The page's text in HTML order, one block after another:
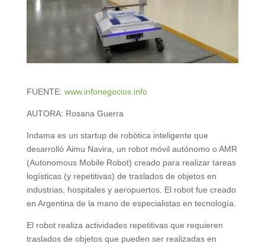
FUENTE: www.infonegocios.info
AUTORA: Rosana Guerra
Indama es un startup de robótica inteligente que
desarrolló Aimu Navira, un robot móvil autónomo o AMR
(Autonomous Mobile Robot) creado para realizar tareas
logísticas (y repetitivas) de traslados de objetos en
industrias, hospitales y aeropuertos. El robot fue creado
en Argentina de la mano de especialistas en tecnología.
El robot realiza actividades repetitivas que requieren
traslados de objetos que pueden ser realizadas en